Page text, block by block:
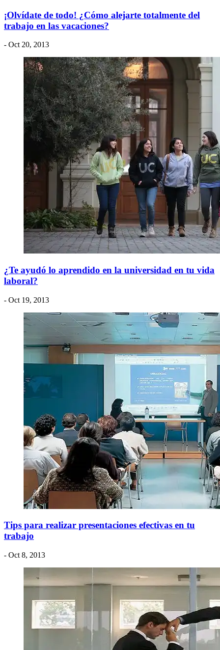
¡Olvídate de todo! ¿Cómo alejarte totalmente del
trabajo en las vacaciones?
- Oct 20, 2013
¿Te ayudó lo aprendido en la universidad en tu vida
laboral?
- Oct 19, 2013
Tips para realizar presentaciones efectivas en tu
trabajo
- Oct 8, 2013